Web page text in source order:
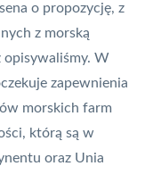
o propozycję, z
z morską
opisywaliśmy. W
zapewnienia
morskich farm
którą są w
oraz Unia